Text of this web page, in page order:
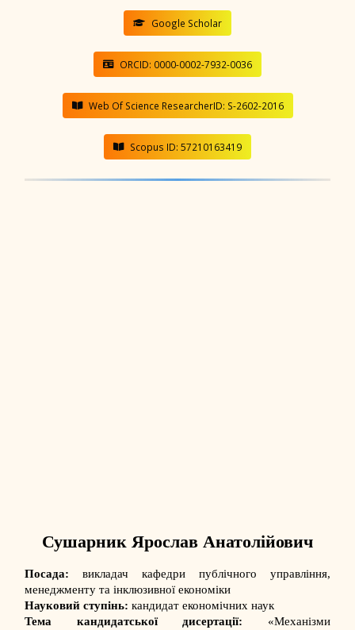
Google Scholar
ORCID: 0000-0002-7932-0036
Web Of Science ResearcherID: S-2602-2016
Scopus ID: 57210163419
Сушарник Ярослав Анатолійович
Посада: викладач кафедри публічного управління,
менеджменту та інклюзивної економіки
Науковий ступінь: кандидат економічних наук
Тема кандидатської дисертації: «Механізми